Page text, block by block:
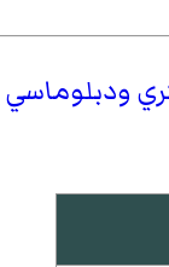
ودبلوماسي